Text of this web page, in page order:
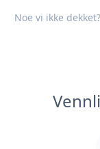
Noe vi ikke